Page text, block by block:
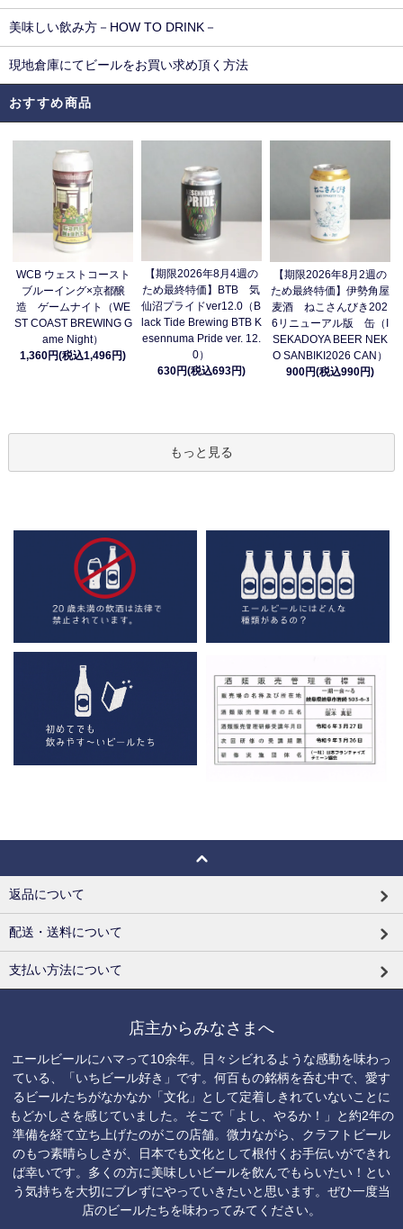
美味しい飲み方－HOW TO DRINK－
現地倉庫にてビールをお買い求め頂く方法
おすすめ商品
WCB ウェストコースト
ブルーイング×京都醸
造 ゲームナイト（WE
ST COAST BREWING G
ame Night）
1,360円(税込1,496円)
【期限2026年8月4週の
ため最終特価】BTB 気
仙沼プライドver12.0（B
lack Tide Brewing BTB K
esennuma Pride ver. 12.
0）
630円(税込693円)
【期限2026年8月2週の
ため最終特価】伊勢角屋
麦酒 ねこさんびき202
6リニューアル版 缶（I
SEKADOYA BEER NEK
O SANBIKI2026 CAN）
900円(税込990円)
もっと見る
返品について
配送・送料について
支払い方法について
店主からみなさまへ
エールビールにハマって10余年。日々シビれるような感動を味わっ
ている、「いちビール好き」です。何百もの銘柄を呑む中で、愛す
るビールたちがなかなか「文化」として定着しきれていないことに
もどかしさを感じていました。そこで「よし、やるか！」と約2年の
準備を経て立ち上げたのがこの店舗。微力ながら、クラフトビール
のもつ素晴らしさが、日本でも文化として根付くお手伝いができれ
ば幸いです。多くの方に美味しいビールを飲んでもらいたい！とい
う気持ちを大切にブレずにやっていきたいと思います。ぜひ一度当
店のビールたちを味わってみてください。